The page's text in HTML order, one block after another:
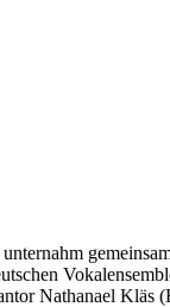
unternahm
Nathanael Kläs